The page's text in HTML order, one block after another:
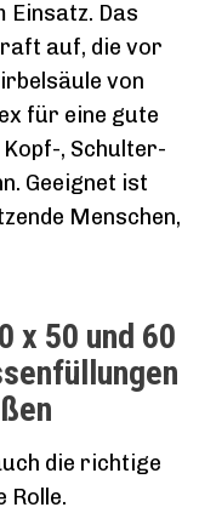
Einsatz. Das
auf, die vor
von
für eine gute
, Schulter-
Geeignet ist
Menschen,
x 50 und 60
die richtige
Rolle.